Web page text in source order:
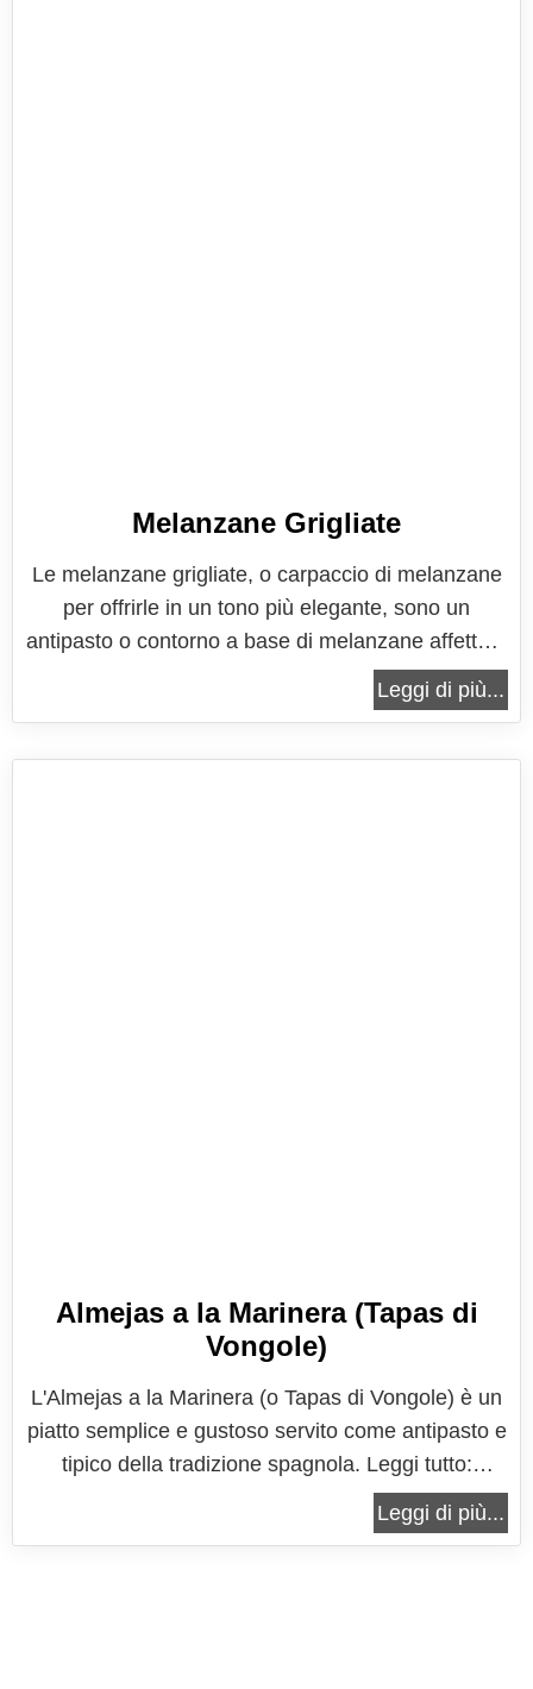
Melanzane Grigliate
Le melanzane grigliate, o carpaccio di melanzane
per offrirle in un tono più elegante, sono un
antipasto o contorno a base di melanzane affettate
e grigliate, insaporite con aromi a piacere, come
potrebbero essere aglio, prezzemolo e
Leggi di più...
Almejas a la Marinera (Tapas di
Vongole)
L'Almejas a la Marinera (o Tapas di Vongole) è un
piatto semplice e gustoso servito come antipasto e
tipico della tradizione spagnola. Leggi tutto:
Almejas a la Marinera (Tapas di Vongole) 2
Leggi di più...